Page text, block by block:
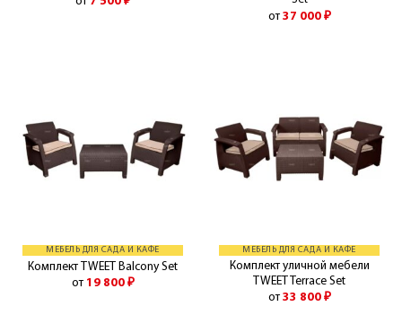
от 37 000 ₽
МЕБЕЛЬ ДЛЯ САДА И КАФЕ
Комплект TWEET Balcony Set
от 19 800 ₽
МЕБЕЛЬ ДЛЯ САДА И КАФЕ
Комплект уличной мебели
TWEET Terrace Set
от 33 800 ₽